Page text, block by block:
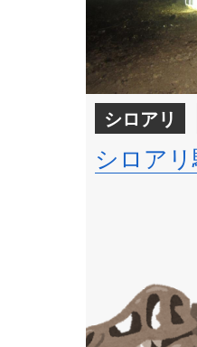
シロアリ
シロア